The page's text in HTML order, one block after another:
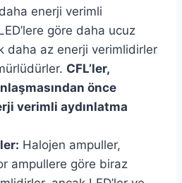
enerji verimli
göre daha ucuz
daha az enerji verimlidirler
CFL’ler,
önce
verimli aydınlatma
Halojen ampuller,
ampullere göre biraz